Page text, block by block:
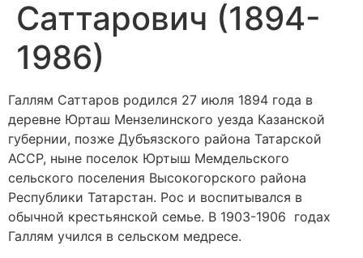
Саттарович (1894-
1986)
Галлям Саттаров родился 27 июля 1894 года в
деревне Юрташ Мензелинского уезда Казанской
губернии, позже Дубъязского района Татарской
АССР, ныне поселок Юртыш Мемдельского
сельского поселения Высокогорского района
Республики Татарстан. Рос и воспитывался в
обычной крестьянской семье. В 1903-1906 годах
Галлям учился в сельском медресе.